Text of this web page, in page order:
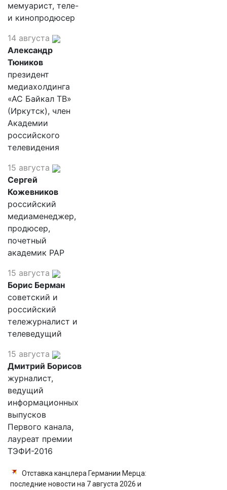
мемуарист, теле-
и кинопродюсер
14 августа
Александр
Тюников
президент
медиахолдинга
«АС Байкал ТВ»
(Иркутск), член
Академии
российского
телевидения
15 августа
Сергей
Кожевников
российский
медиаменеджер,
продюсер,
почетный
академик РАР
15 августа
Борис Берман
советский и
российский
тележурналист и
телеведущий
15 августа
Дмитрий Борисов
журналист,
ведущий
информационных
выпусков
Первого канала,
лауреат премии
ТЭФИ-2016
Отставка канцлера Германии Мерца:
последние новости на 7 августа 2026 и